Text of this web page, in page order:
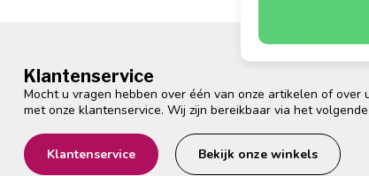
Klantenservice
Mocht u vragen hebben over één van onze artikelen of
met onze klantenservice. Wij zijn bereikbaar via het
Klantenservice Bekijk onze winkels